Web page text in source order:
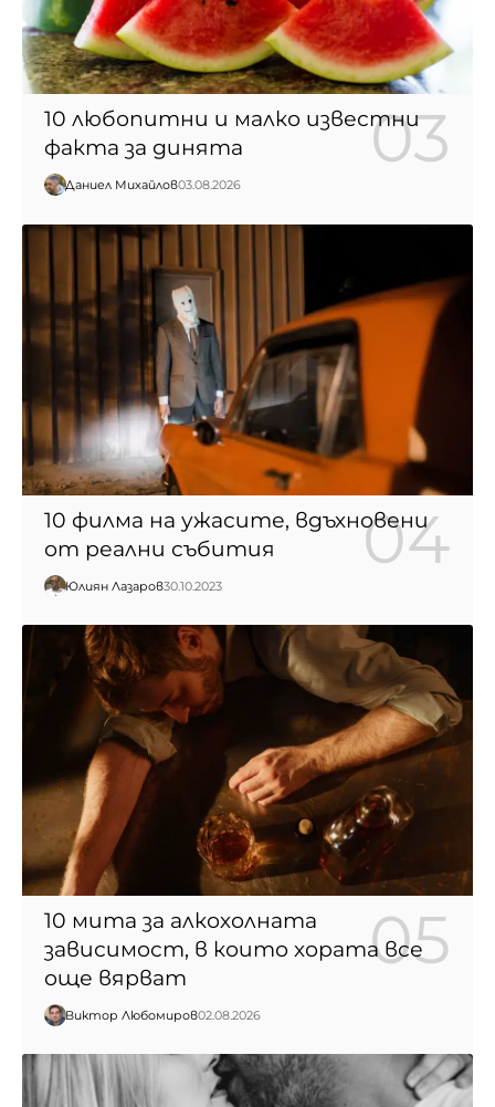
10 любопитни и малко известни
факта за динята
Даниел Михайлов03.08.2026
10 филма на ужасите, вдъхновени
от реални събития
Юлиян Лазаров30.10.2023
10 мита за алкохолната
зависимост, в които хората все
още вярват
Виктор Любомиров02.08.2026